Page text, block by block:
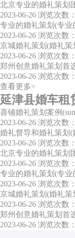
北京专业的婚礼策划
2023-06-26 浏览次数
专业的婚礼策划(专
2023-06-26 浏览次数
京城婚礼策划(婚礼策
2023-06-26 浏览次数
郑州创意婚礼策划首
2023-06-26 浏览次数
查看更多>
延津县婚车租
喜铺婚礼策划案例
2023-06-26 浏览次数
婚礼督导和婚礼策划
2023-06-26 浏览次数
北京专业的婚礼策划
2023-06-26 浏览次数
专业的婚礼策划(专
2023-06-26 浏览次数
京城婚礼策划(婚礼策
2023-06-26 浏览次数
郑州创意婚礼策划首
2023-06-26 浏览次数